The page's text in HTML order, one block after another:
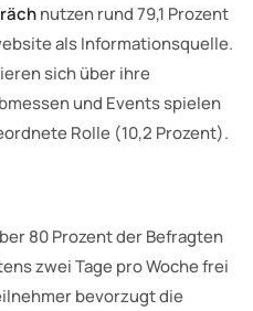
nutzen rund 79,1 Prozent
als Informationsquelle.
sich über ihre
und Events spielen
Rolle (10,2 Prozent).
80 Prozent der Befragten
zwei Tage pro Woche frei
bevorzugt die